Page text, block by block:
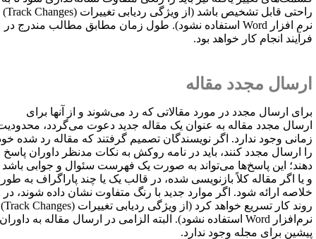
قابل تشخیص باشد (از ویژگی ردیابی تغییرات ( Track Changes
)
افزارWordاستفاده نشود). طول زمان مطابق مطالب مندرج در
انجام کار خواهد بود.
مجدد مقاله
ارسال مجدد در مورد مقالاتی که رد می‌شوند و از آنها برای
مجدد مقاله به عنوان یک مقاله جدید دعوت می‌گردد، محدودیت
وجود ندارد. اگر نویسندگان تصمیم گرفتند که مقاله رد شده خود
ارسال مجدد کنند، باید در نامه روکش به نکات مدنظر داوران پاسخ
این پاسخ‌ها می‌تواند به صورت یک فهرست سئوال و جوابی باشد
یا اگر مقاله کلاً بازنویسی شده، در قالب یک یا چند پاراگراف به طور
ارائه شود. اگر موارد جدید با رنگ متفاوت نشان داده شوند، در
کار تسریع خواهد کرد (از ویژگی ردیابی تغییرات ( Track Changes
)
Wordاستفاده نشود). البته الزامی در ارسال مقاله به داوران
برای مجله وجود ندارد.